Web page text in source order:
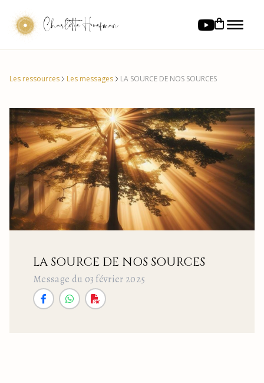
Charlotte Hoefman
Les ressources Les messages LA SOURCE DE NOS SOURCES
LA SOURCE DE NOS SOURCES
Message du 03 février 2025